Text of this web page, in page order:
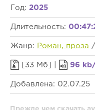
Год: 2025
Длительность:
Жанр: Роман, проза /
[33 Мб] | 96
Добавлена: 02.07.25
Прежде чем скачать